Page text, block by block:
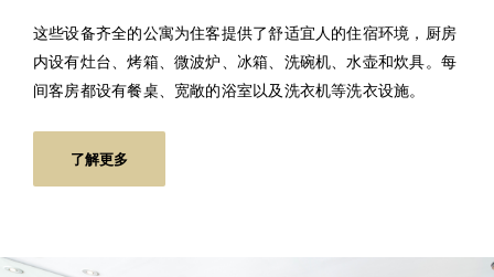
这些设备齐全的公寓为住客提供了舒适宜人的住宿环境，厨房
内设有灶台、烤箱、微波炉、冰箱、洗碗机、水壶和炊具。每
间客房都设有餐桌、宽敞的浴室以及洗衣机等洗衣设施。
了解更多